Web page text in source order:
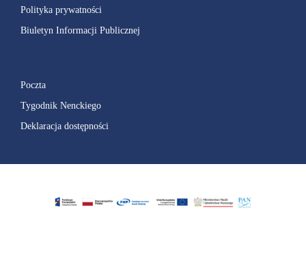
Polityka prywatności
Biuletyn Informacji Publicznej
Poczta
Tygodnik Nenckiego
Deklaracja dostępności